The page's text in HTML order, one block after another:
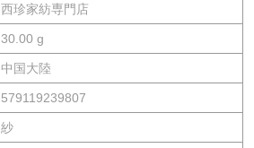
西珍家紡専門店
30.00 g
中国大陸
579119239807
紗